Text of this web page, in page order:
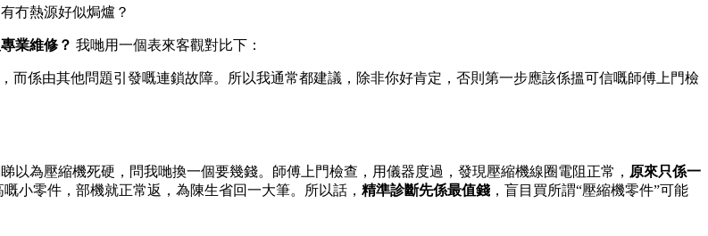
冇熱源好似焗爐？
業維修？ 我哋用一個表來客觀對比下：
而係由其他問題引發嘅連鎖故障。所以我通常都建議，除非你好肯定，否則第一步應該係搵可信嘅師傅上門檢
以為壓縮機死硬，問我哋換一個要幾錢。師傅上門檢查，用儀器度過，發現壓縮機線圈電阻正常， 原來只係一
小零件，部機就正常返，為陳生省回一大筆。所以話， 精準診斷先係最值錢 ，盲目買所謂“壓縮機零件”可能